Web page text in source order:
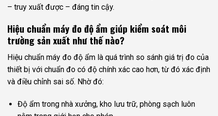
– truy xuất được – đáng tin cậy.
Hiệu chuẩn máy đo độ ẩm giúp kiểm soát môi
trường sản xuất như thế nào?
Hiệu chuẩn máy đo độ ẩm là quá trình so sánh giá trị đo của
thiết bị với chuẩn đo có độ chính xác cao hơn, từ đó xác định
và điều chỉnh sai số. Nhờ đó:
Độ ẩm trong nhà xưởng, kho lưu trữ, phòng sạch luôn